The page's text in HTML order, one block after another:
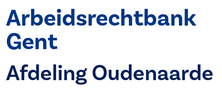
Arbeidsrechtbank
Gent
Afdeling Oudenaarde